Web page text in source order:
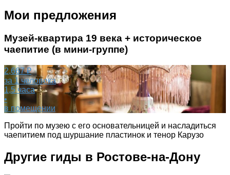
Мои предложения
Музей-квартира 19 века + историческое
чаепитие (в мини-группе)
2,667 ₽
за 1 человека
1,5 часа
•
в помещении
Пройти по музею с его основательницей и насладиться
чаепитием под шуршание пластинок и тенор Карузо
Другие гиды в Ростове-на-Дону